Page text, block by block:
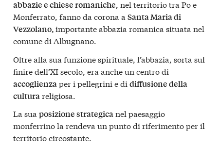
abbazie e chiese romaniche, nel territorio tra Po e
Monferrato, fanno da corona a Santa Maria di
Vezzolano,importante abbazia romanica situata nel
comune di Albugnano.
Oltre alla sua funzione spirituale, l’abbazia, sorta sul
finire dell’XI secolo, era anche un centro di
accoglienza per i pellegrini e di diffusione della
cultura religiosa.
La sua posizione strategicanel paesaggio
monferrino la rendeva un punto di riferimento per il
territorio circostante.